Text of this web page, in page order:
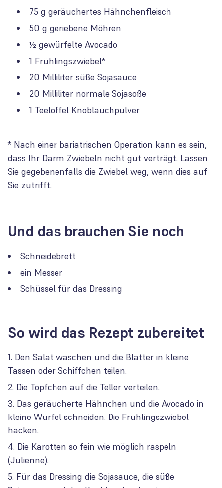
75 g geräuchertes Hähnchenfleisch
50 g geriebene Möhren
½ gewürfelte Avocado
1 Frühlingszwiebel*
20 Milliliter süße Sojasauce
20 Milliliter normale Sojasoße
1 Teelöffel Knoblauchpulver
* Nach einer bariatrischen Operation kann es sein,
dass Ihr Darm Zwiebeln nicht gut verträgt. Lassen
Sie gegebenenfalls die Zwiebel weg, wenn dies auf
Sie zutrifft.
Und das brauchen Sie noch
Schneidebrett
ein Messer
Schüssel für das Dressing
So wird das Rezept zubereitet
Den Salat waschen und die Blätter in kleine
Tassen oder Schiffchen teilen.
Die Töpfchen auf die Teller verteilen.
Das geräucherte Hähnchen und die Avocado in
kleine Würfel schneiden. Die Frühlingszwiebel
hacken.
Die Karotten so fein wie möglich raspeln
(Julienne).
Für das Dressing die Sojasauce, die süße